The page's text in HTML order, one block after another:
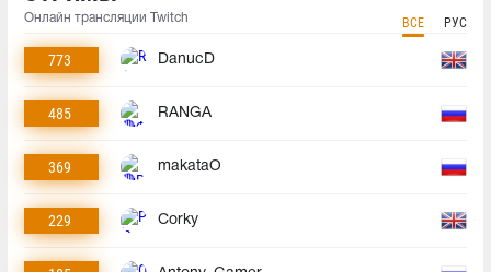
Онлайн трансляции Twitch ВСЕ РУС
773 DanucD
485 RANGA
369 makataO
229 Corky